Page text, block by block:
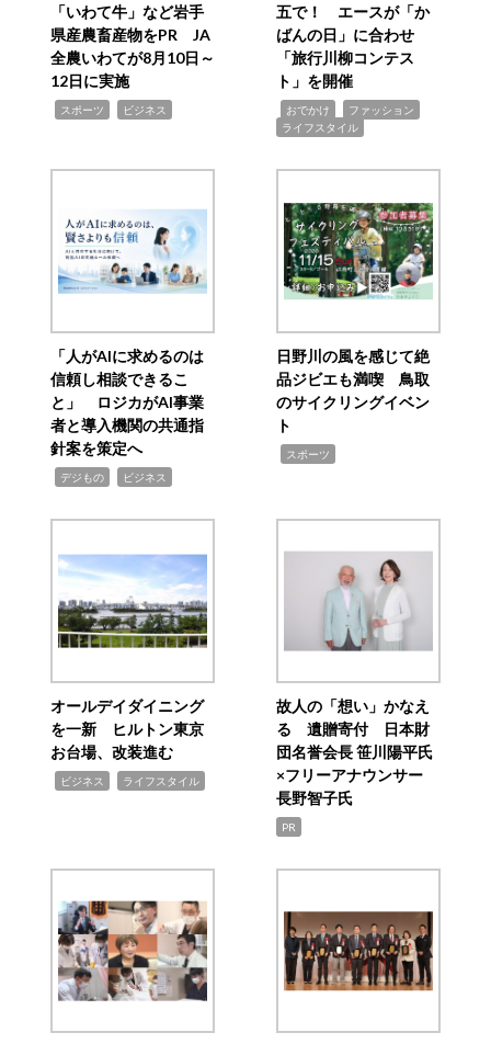
「いわて牛」など岩手
県産農畜産物をPR JA
全農いわてが8月10日～
12日に実施
スポーツ ビジネス
五で！ エースが「か
ばんの日」に合わせ
「旅行川柳コンテス
ト」を開催
おでかけ ファッション
ライフスタイル
「人がAIに求めるのは
信頼し相談できるこ
と」 ロジカがAI事業
者と導入機関の共通指
針案を策定へ
デジもの ビジネス
日野川の風を感じて絶
品ジビエも満喫 鳥取
のサイクリングイベン
ト
スポーツ
オールデイダイニング
を一新 ヒルトン東京
お台場、改装進む
ビジネス ライフスタイル
故人の「想い」かなえ
る 遺贈寄付 日本財
団名誉会長 笹川陽平氏
×フリーアナウンサー
長野智子氏
PR